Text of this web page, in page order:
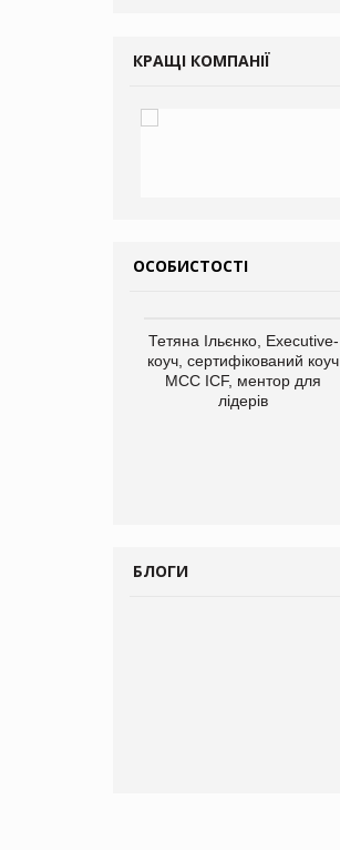
КРАЩІ КОМПАНІЇ
ОСОБИСТОСТІ
Тетяна Ільєнко, Executive-
коуч, сертифікований коуч
МСС ICF, ментор для
лідерів
БЛОГИ